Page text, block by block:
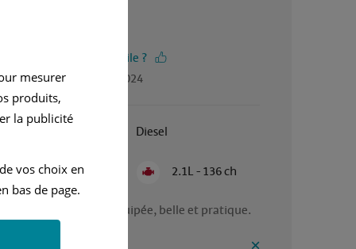
vous trouvé cet avis utile ?
par Alain, en juillet 2024
Diesel
Semi Automatique 2.1L - 136 ch
originale, très bien équipée, belle et pratique.
mesurer
produits,
la publicité
vos choix en
bas de page.